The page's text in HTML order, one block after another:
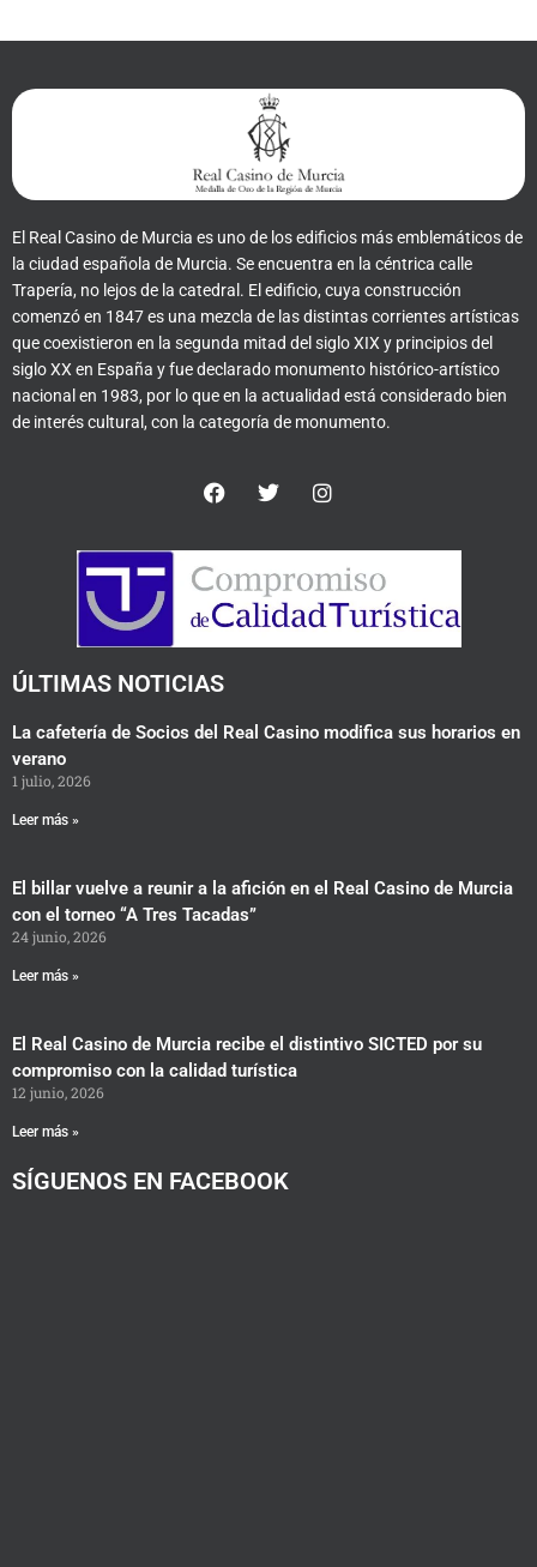
El Real Casino de Murcia es uno de los edificios más emblemáticos de
la ciudad española de Murcia. Se encuentra en la céntrica calle
Trapería, no lejos de la catedral. El edificio, cuya construcción
comenzó en 1847 es una mezcla de las distintas corrientes artísticas
que coexistieron en la segunda mitad del siglo XIX y principios del
siglo XX en España y fue declarado monumento histórico-artístico
nacional en 1983, por lo que en la actualidad está considerado bien
de interés cultural, con la categoría de monumento.
F
a
e
b
o
o
k
T
w
t
e
r
I
n
t
g
r
a
m
ÚLTIMAS NOTICIAS
La cafetería de Socios del Real Casino modifica sus horarios en
verano
1 julio, 2026
Leer más »
El billar vuelve a reunir a la afición en el Real Casino de Murcia
con el torneo “A Tres Tacadas”
24 junio, 2026
Leer más »
El Real Casino de Murcia recibe el distintivo SICTED por su
compromiso con la calidad turística
12 junio, 2026
Leer más »
SÍGUENOS EN FACEBOOK